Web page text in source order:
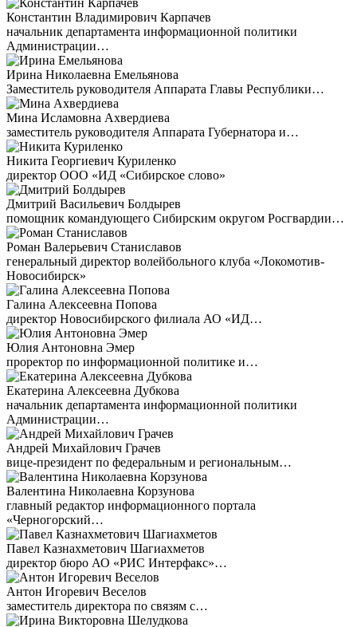
Константин Владимирович Карпачев
начальник департамента информационной политики
Администрации…
Ирина Николаевна Емельянова
Заместитель руководителя Аппарата Главы Республики…
Мина Исламовна Ахвердиева
заместитель руководителя Аппарата Губернатора и…
Никита Георгиевич Куриленко
директор ООО «ИД «Сибирское слово»
Дмитрий Васильевич Болдырев
помощник командующего Сибирским округом Росгвардии…
Роман Валерьевич Станиславов
генеральный директор волейбольного клуба «Локомотив-
Новосибирск»
Галина Алексеевна Попова
директор Новосибирского филиала АО «ИД…
Юлия Антоновна Эмер
проректор по информационной политике и…
Екатерина Алексеевна Дубкова
начальник департамента информационной политики
Администрации…
Андрей Михайлович Грачев
вице-президент по федеральным и региональным…
Валентина Николаевна Корзунова
главный редактор информационного портала
«Черногорский…
Павел Казнахметович Шагиахметов
директор бюро АО «РИС Интерфакс»…
Антон Игоревич Веселов
заместитель директора по связям с…